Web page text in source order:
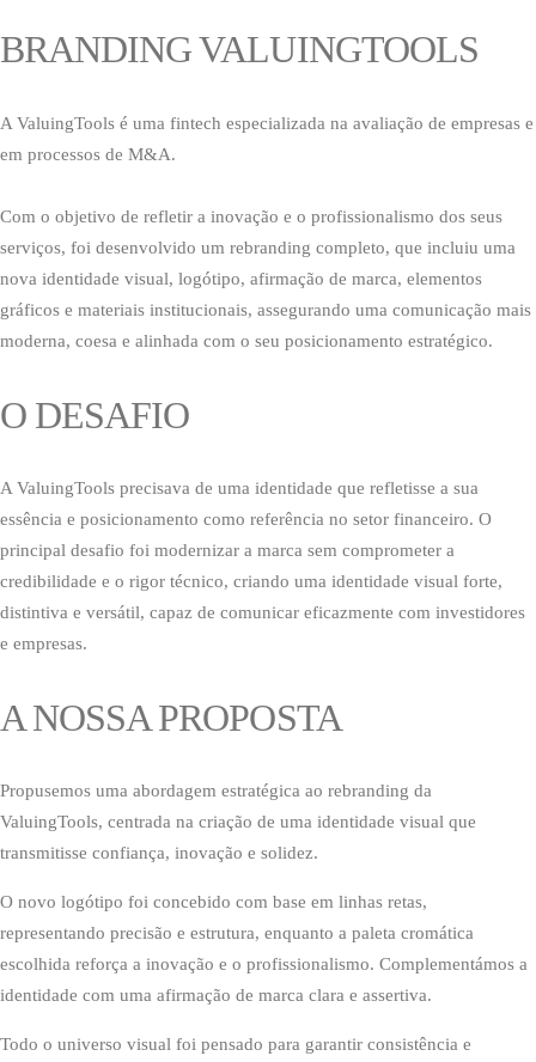
BRANDING VALUINGTOOLS
A ValuingTools é uma fintech especializada na avaliação de empresas e
em processos de M&A.
Com o objetivo de refletir a inovação e o profissionalismo dos seus
serviços, foi desenvolvido um rebranding completo, que incluiu uma
nova identidade visual, logótipo, afirmação de marca, elementos
gráficos e materiais institucionais, assegurando uma comunicação mais
moderna, coesa e alinhada com o seu posicionamento estratégico.
O DESAFIO
A ValuingTools precisava de uma identidade que refletisse a sua
essência e posicionamento como referência no setor financeiro. O
principal desafio foi modernizar a marca sem comprometer a
credibilidade e o rigor técnico, criando uma identidade visual forte,
distintiva e versátil, capaz de comunicar eficazmente com investidores
e empresas.
A NOSSA PROPOSTA
Propusemos uma abordagem estratégica ao rebranding da
ValuingTools, centrada na criação de uma identidade visual que
transmitisse confiança, inovação e solidez.
O novo logótipo foi concebido com base em linhas retas,
representando precisão e estrutura, enquanto a paleta cromática
escolhida reforça a inovação e o profissionalismo. Complementámos a
identidade com uma afirmação de marca clara e assertiva.
Todo o universo visual foi pensado para garantir consistência e